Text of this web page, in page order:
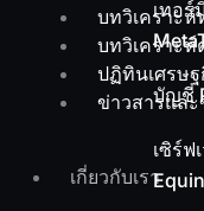
บทวิเคราะ
บทวิเคราะห์
ปฏิทินเศรษฐ
ข่าวสารแล
เกี่ยวกับเรา
เทอร์
บัญชี
เซิร์ฟ